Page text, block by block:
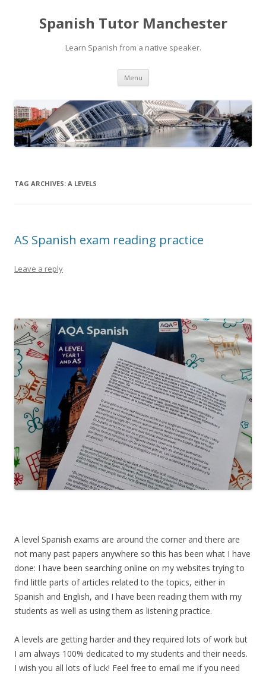
Spanish Tutor Manchester
Learn Spanish from a native speaker.
Menu Skip
content
TAG ARCHIVES: A LEVELS
AS Spanish exam reading practice
Leave a reply
A level Spanish exams are around the corner and there are
not many past papers anywhere so this has been what I have
done: I have been searching online on my websites trying to
find little parts of articles related to the topics, either in
Spanish and English, and I have been reading them with my
students as well as using them as listening practice.
A levels are getting harder and they required lots of work but
I am always 100% dedicated to my students and their needs.
I wish you all lots of luck! Feel free to email me if you need